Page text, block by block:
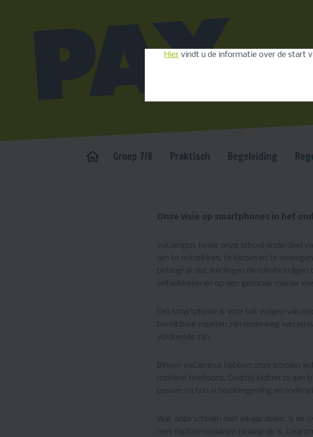
Hier vindt u de informatie over de start
Groep 7/8 Praktisch Begeleiding
Onze visie op smartphones in het
voCampus (waar onze school onderdeel
om te ontdekken, te kiezen en te
belangrijk dat leerlingen de ruimte krijgen
ontwikkelen en op een gezonde manier
Een smartphone is voor het volgen van
bereikbaar moeten zijn onderweg van en
voldoende zijn.
Binnen voCampus hebben onze scholen
mobiele telefoons. Daarbij sluiten zij aan
passen bij hun schoolomgeving en
Wat onze scholen met elkaar delen, is
met digitale middelen belangrijk is.